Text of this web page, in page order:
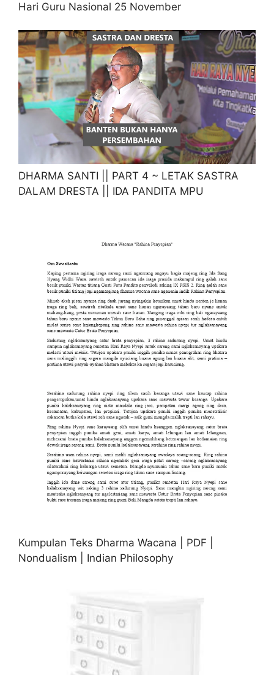
Hari Guru Nasional 25 November
DHARMA SANTI || PART 4 ~ LETAK SASTRA
DALAM DRESTA || IDA PANDITA MPU
Kumpulan Teks Dharma Wacana | PDF |
Nondualism | Indian Philosophy